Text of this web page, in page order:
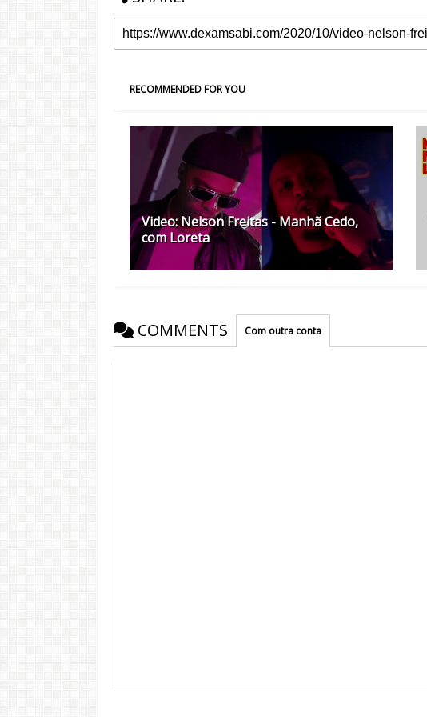
RECOMMENDED FOR YOU
Video: Nelson Freitas - Manhã Cedo,
com Loreta
COMMENTS Com outra conta